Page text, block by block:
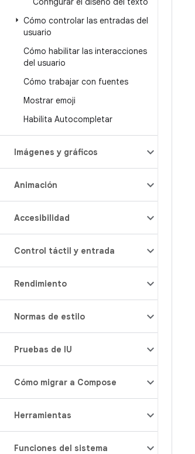
Cómo controlar las entradas del
usuario
Cómo habilitar las interacciones
del usuario
Cómo trabajar con fuentes
Mostrar emoji
Habilita Autocompletar
Imágenes y gráficos
Animación
Accesibilidad
Control táctil y entrada
Rendimiento
Normas de estilo
Pruebas de IU
Cómo migrar a Compose
Herramientas
Funciones del sistema